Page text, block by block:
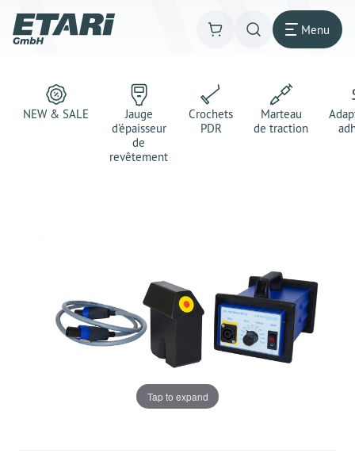
Menu
NEW & SALE
Jauge
d'épaisseur
de
revêtement
Crochets
PDR
Marteau
de traction
Tap to expand